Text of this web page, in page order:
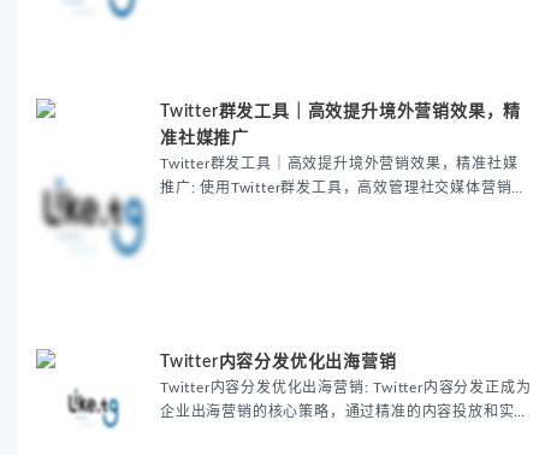
Twitter群发工具｜高效提升境外营销效果，精
准社媒推广
Twitter群发工具｜高效提升境外营销效果，精准社媒
推广: 使用Twitter群发工具，高效管理社交媒体营销，
Twitter内容分发优化出海营销
Twitter内容分发优化出海营销: Twitter内容分发正成为
企业出海营销的核心策略，通过精准的内容投放和实时